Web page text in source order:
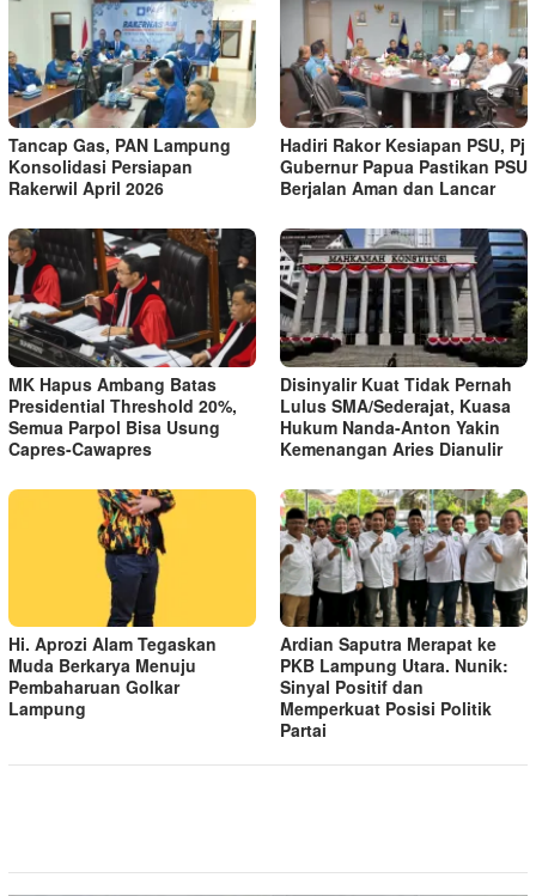
Tancap Gas, PAN Lampung
Konsolidasi Persiapan
Rakerwil April 2026
Hadiri Rakor Kesiapan PSU, Pj
Gubernur Papua Pastikan PSU
Berjalan Aman dan Lancar
MK Hapus Ambang Batas
Presidential Threshold 20%,
Semua Parpol Bisa Usung
Capres-Cawapres
Disinyalir Kuat Tidak Pernah
Lulus SMA/Sederajat, Kuasa
Hukum Nanda-Anton Yakin
Kemenangan Aries Dianulir
Hi. Aprozi Alam Tegaskan
Muda Berkarya Menuju
Pembaharuan Golkar
Lampung
Ardian Saputra Merapat ke
PKB Lampung Utara. Nunik:
Sinyal Positif dan
Memperkuat Posisi Politik
Partai